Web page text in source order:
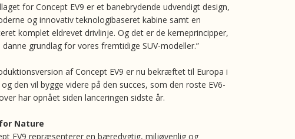
for Concept EV9 er et banebrydende udvendigt design,
og innovativ teknologibaseret kabine samt en
komplet eldrevet drivlinje. Og det er de kerneprincipper,
danne grundlag for vores fremtidige SUV-modeller.”
af Concept EV9 er nu bekræftet til Europa i
og den vil bygge videre på den succes, som den roste EV6-
har opnået siden lanceringen sidste år.
Nature
EV9 repræsenterer en bæredygtig, miljøvenlig og